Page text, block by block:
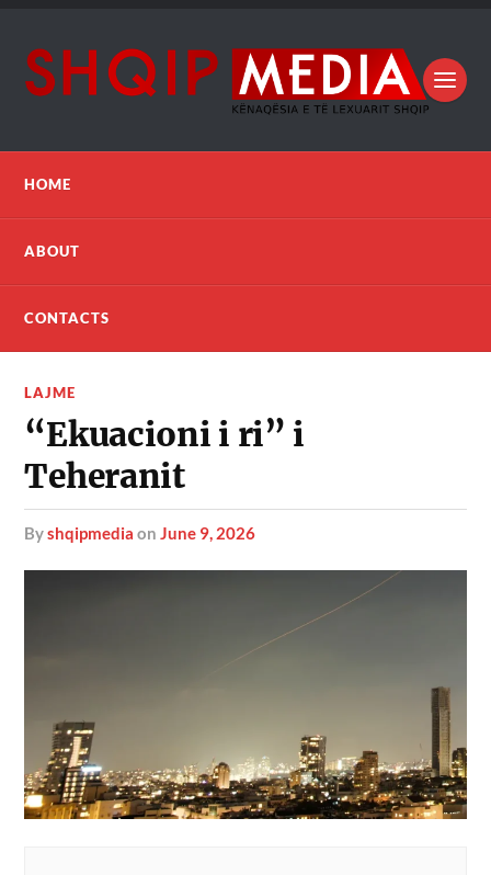
HOME
ABOUT
CONTACTS
LAJME
“Ekuacioni i ri” i
Teheranit
byshqipmedia onJune 9, 2026